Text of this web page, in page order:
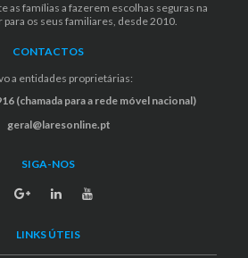
as famílias a fazerem escolhas seguras na
para os seus familiares, desde 2010.
CONTACTOS
a entidades proprietárias:
(chamada para a rede móvel nacional)
geral@laresonline.pt
SIGA-NOS
LINKS ÚTEIS